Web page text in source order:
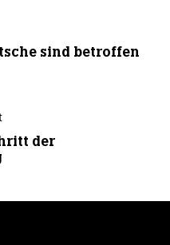
sind betroffen
der